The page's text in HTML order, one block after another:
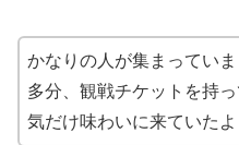
かなりの人が集まっていま
多分、観戦チケットを持
気だけ味わいに来ていたよ